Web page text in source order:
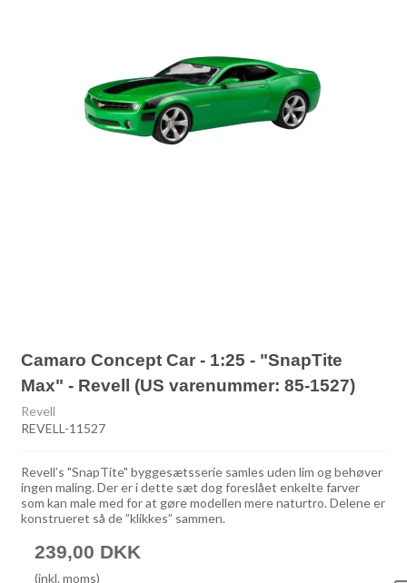
Camaro Concept Car - 1:25 - "SnapTite
Max" - Revell (US varenummer: 85-1527)
Revell
REVELL-11527
Revell’s "SnapTite" byggesætsserie samles uden lim og behøver
ingen maling. Der er i dette sæt dog foreslået enkelte farver
som kan male med for at gøre modellen mere naturtro. Delene er
konstrueret så de ”klikkes” sammen.
239,00 DKK
(inkl. moms)